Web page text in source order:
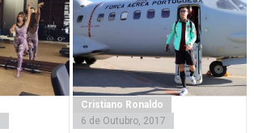
Cristiano Ronaldo
6 de Outubro, 2017